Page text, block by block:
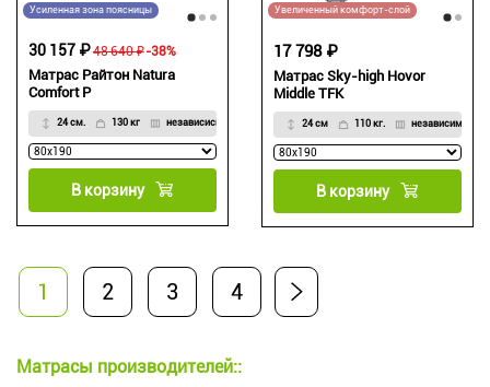
Усиленная зона поясницы
Матрас Райтон Natura
Comfort P
24 см. 130 кг независисмый
48 640 ₽
30 157 ₽ -38%
В корзину
Увеличенный комфорт-слой
Матрас Sky-high Hovor
Middle TFK
24 см 110 кг. независимый
17 798 ₽
В корзину
1 2 3 4
Матрасы производителей::